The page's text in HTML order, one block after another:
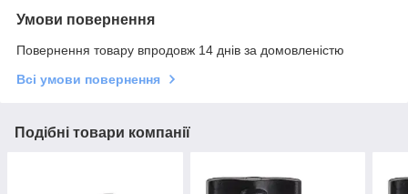
Умови повернення
Повернення товару впродовж 14 днів за домовленістю
Всі умови повернення
Подібні товари компанії